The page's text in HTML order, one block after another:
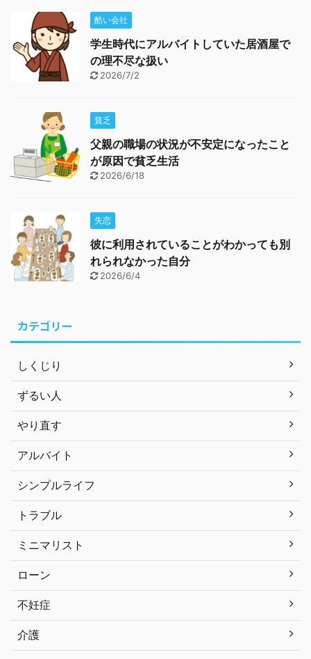
酷い会社
学生時代にアルバイトしていた居酒屋で
の理不尽な扱い
2026/7/2
貧乏
父親の職場の状況が不安定になったこと
が原因で貧乏生活
2026/6/18
失恋
彼に利用されていることがわかっても別
れられなかった自分
2026/6/4
カテゴリー
しくじり
ずるい人
やり直す
アルバイト
シンプルライフ
トラブル
ミニマリスト
ローン
不妊症
介護